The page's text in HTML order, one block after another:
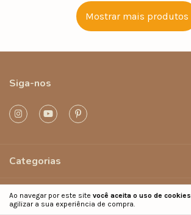
Ao navegar por este site você aceita o uso de cookies
agilizar a sua experiência de compra.
Mostrar mais produtos
Siga-nos
Categorias
Sobre a Ph Praia